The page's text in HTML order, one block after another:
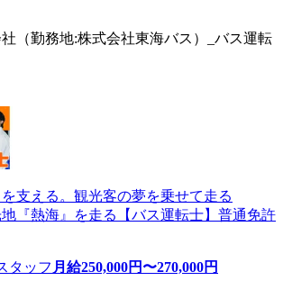
（勤務地:株式会社東海バス）_バス運転
を支える。観光客の夢を乗せて走る
『熱海』を走る【バス運転士】普通免許
タッフ 月給250,000円〜270,000円